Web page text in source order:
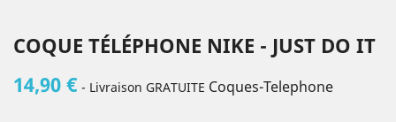
COQUE TÉLÉPHONE NIKE - JUST DO IT
14,90 € - Livraison GRATUITE Coques-Telephone